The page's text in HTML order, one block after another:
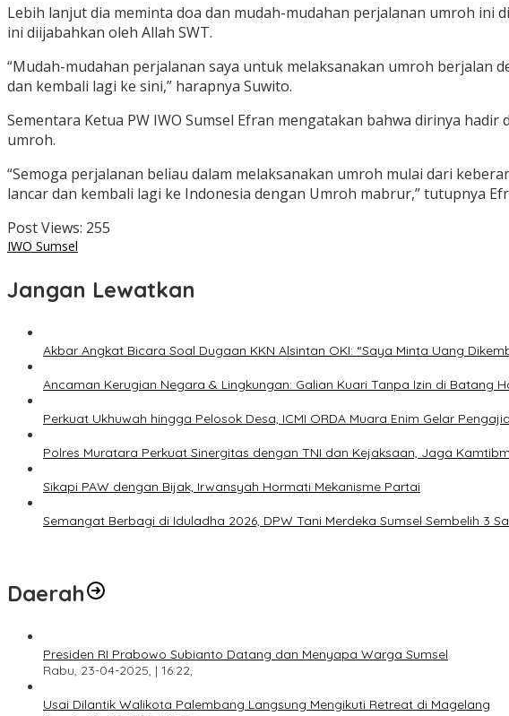
Lebih lanjut dia meminta doa dan mudah-mudahan perjalanan umroh ini
ini diijabahkan oleh Allah SWT.
“Mudah-mudahan perjalanan saya untuk melaksanakan umroh berjalan
dan kembali lagi ke sini,” harapnya Suwito.
Sementara Ketua PW IWO Sumsel Efran mengatakan bahwa dirinya
umroh.
“Semoga perjalanan beliau dalam melaksanakan umroh mulai dari
lancar dan kembali lagi ke Indonesia dengan Umroh mabrur,” tutupnya
Post Views: 255
IWO Sumsel
Jangan Lewatkan
Akbar Angkat Bicara Soal Dugaan KKN Alsintan OKI: “Saya Minta Uang
Ancaman Kerugian Negara & Lingkungan: Galian Kuari Tanpa Izin di Batang
Perkuat Ukhuwah hingga Pelosok Desa, ICMI ORDA Muara Enim Gelar
Polres Muratara Perkuat Sinergitas dengan TNI dan Kejaksaan, Jaga
Sikapi PAW dengan Bijak, Irwansyah Hormati Mekanisme Partai
Semangat Berbagi di Iduladha 2026, DPW Tani Merdeka Sumsel Sembelih 3
Daerah
Presiden RI Prabowo Subianto Datang dan Menyapa Warga Sumsel
Rabu, 23-04-2025, | 16:22,
Usai Dilantik Walikota Palembang Langsung Mengikuti Retreat di Magelang